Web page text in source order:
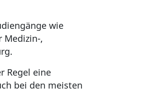
wie
Medizin-,
Regel eine
bei den meisten